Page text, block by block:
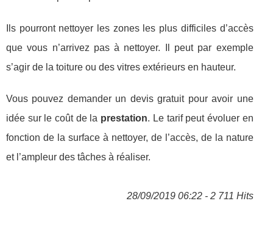
Ils pourront nettoyer les zones les plus difficiles d’accès
que vous n’arrivez pas à nettoyer. Il peut par exemple
s’agir de la toiture ou des vitres extérieurs en hauteur.
Vous pouvez demander un devis gratuit pour avoir une
idée sur le coût de la prestation. Le tarif peut évoluer en
fonction de la surface à nettoyer, de l’accès, de la nature
et l’ampleur des tâches à réaliser.
28/09/2019 06:22 - 2 711 Hits